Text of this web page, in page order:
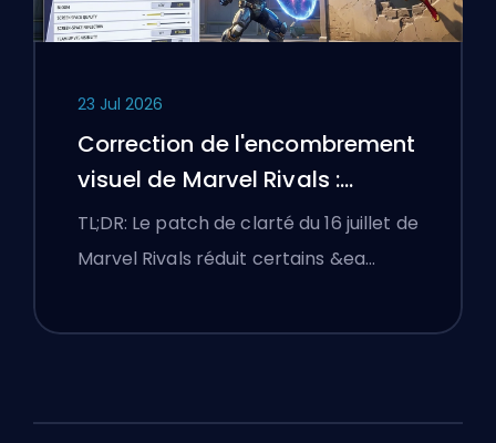
23 Jul 2026
Correction de l'encombrement
visuel de Marvel Rivals :
Meilleurs réglages compétitifs
après le patch du 16 juillet
TL;DR: Le patch de clarté du 16 juillet de
Marvel Rivals réduit certains &ea…